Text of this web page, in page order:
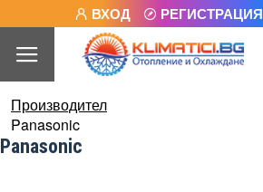
ВХОД РЕГИСТРАЦИЯ
Производител
Panasonic
Panasonic